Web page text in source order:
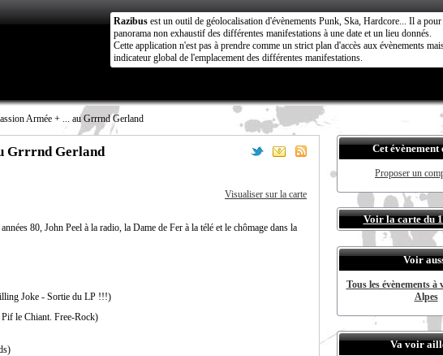
Razibus est un outil de géolocalisation d'évènements Punk, Ska, Hardcore... Il a
panorama non exhaustif des différentes manifestations à une date et un lieu donnés.
Cette application n'est pas à prendre comme un strict plan d'accès aux évènements
indicateur global de l'emplacement des différentes manifestations.
Armée + ... au Grrrnd Gerland
Grrrnd Gerland
Visualiser sur la carte
80, John Peel à la radio, la Dame de Fer à la télé et le chômage dans la
Joke - Sortie du LP !!!)
le Chiant. Free-Rock)
Cet évènement
Proposer un
Voir la carte du
Voir
Tous les évènements à
Alpes
Va voir